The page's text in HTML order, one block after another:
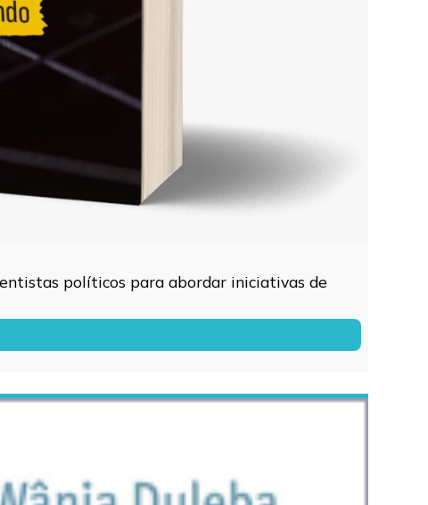
políticos para abordar iniciativas de